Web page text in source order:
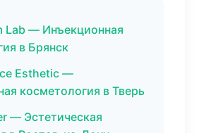
Lab — Инъекционная
в Брянск
Esthetic —
косметология в Тверь
— Эстетическая